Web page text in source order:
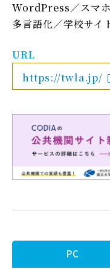
WordPress
スマ
多言語化
学校サイ
URL
https://twla.jp/
PC